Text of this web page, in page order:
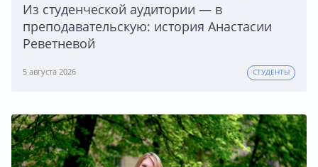
Из студенческой аудитории — в
преподавательскую: история Анастасии
Реветневой
5 августа 2026 СТУДЕНТЫ